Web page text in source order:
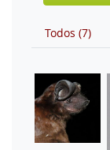
Todos (7)